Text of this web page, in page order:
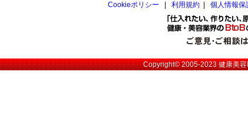
Cookieポリシー
利用規約 個人情報保
Copyright© 2005-2023健康美容